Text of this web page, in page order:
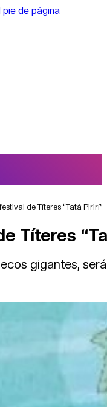
de página
de Títeres “Tatá Pirirí”
Títeres
gigantes,